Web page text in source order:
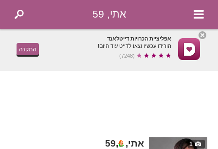
אתי, 59
אפליציית הכרויות דייטלאנד
הורידו עכשיו וצאו לדייט עוד היום!
(7248)
התקנה
1 אתי, ,
59